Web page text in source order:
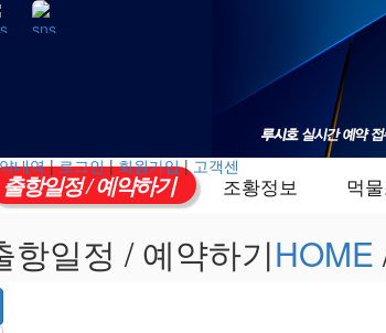
내역|로그인|회원가입|고객센
출항일정 / 예약하기 조황정보 먹
항일정 / 예약하기HOME